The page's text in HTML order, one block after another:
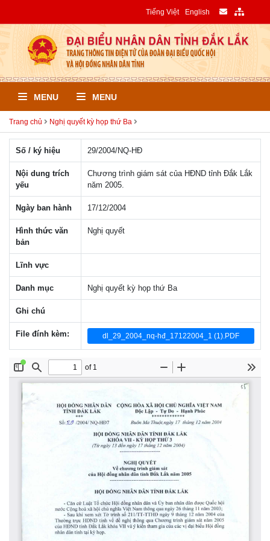
Tiếng Việt English
MENU MENU
Trang chủ Nghị quyết kỳ họp thứ Ba
Số / ký hiệu 29/2004/NQ-HÐ
Nội dung trích
yếu
Chương trình giám sát của HĐND tỉnh Đắk Lắk
năm 2005.
Ngày ban hành 17/12/2004
Hình thức văn
bản
Nghị quyết
Lĩnh vực
Danh mục Nghị quyết kỳ họp thứ Ba
Ghi chú
File đính kèm: dl_29_2004_nq-hđ_17122004_1 (1).PDF